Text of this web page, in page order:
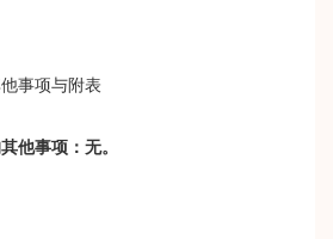
事项与附表
其他事项：无。